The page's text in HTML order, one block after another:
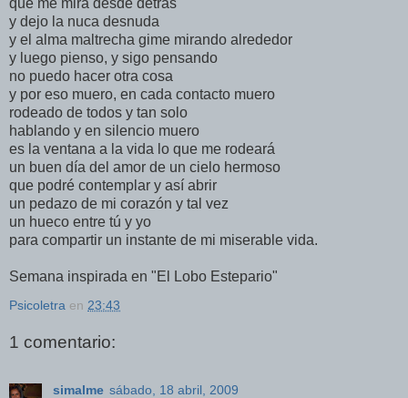
y dejo la nuca desnuda
y el alma maltrecha gime mirando alrededor
y luego pienso, y sigo pensando
no puedo hacer otra cosa
y por eso muero, en cada contacto muero
rodeado de todos y tan solo
hablando y en silencio muero
es la ventana a la vida lo que me rodeará
un buen día del amor de un cielo hermoso
que podré contemplar y así abrir
un pedazo de mi corazón y tal vez
un hueco entre tú y yo
para compartir un instante de mi miserable vida.
Semana inspirada en "El Lobo Estepario"
Psicoletra en 23:43
1 comentario:
simalme sábado, 18 abril, 2009